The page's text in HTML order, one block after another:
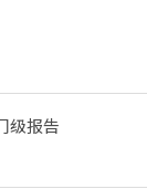
级报告